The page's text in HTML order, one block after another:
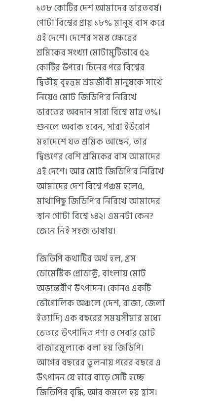
১৩৮ কোটির দেশ আমাদের ভারতবর্ষ।
গোটা বিশ্বের প্রায় ১৮% মানুষ বাস করে
এই দেশে। দেশের সমস্ত ক্ষেত্রের
শ্রমিকের সংখ্যা মোটামুটিভাবে ৫২
কোটির উপরে। চিনের পরে বিশ্বের
দ্বিতীয় বৃহত্তম শ্রমজীবী মানুষকে সাথে
নিয়েও মোট জিডিপি’র নিরিখে
ভারতের অবদান সারা বিশ্বে মাত্র ৩%।
শুনলে অবাক হবেন, সারা ইউরোপ
মহাদেশে যত শ্রমিক আছেন, তার
দ্বিগুণের বেশি শ্রমিকের বাস আমাদের
এই দেশে। আর মোট জিডিপি’র নিরিখে
আমাদের দেশ বিশ্বে পঞ্চম হলেও,
মাথাপিছু জিডিপি’র নিরিখে আমাদের
স্থান গোটা বিশ্বে ১৪২। এমনটা কেন?
জেনে নিই সহজ ভাষায়।
জিডিপি কথাটির অর্থ হল, গ্রস
ডোমেস্টিক প্রোডাক্ট, বাংলায় মোট
অভ্যন্তরীণ উৎপাদন। কোনও একটি
ভৌগোলিক অঞ্চলে (দেশ, রাজ্য, জেলা
ইত্যাদি) এক বছরের সময়সীমার মধ্যে
ভেতরে উৎপাদিত পণ্য ও সেবার মোট
বাজারমূল্যকে বলা হয় জিডিপি।
আগের বছরের তুলনায় পরের বছরে এ
উৎপাদন যে হারে বাড়ে সেটি হচ্ছে
জিডিপির বৃদ্ধি, আর কমলে হয় হ্রাস।